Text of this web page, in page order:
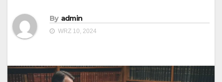
By admin
WRZ 10, 2024